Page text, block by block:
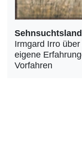
Irmgard Irro
eigene
Vorfahren